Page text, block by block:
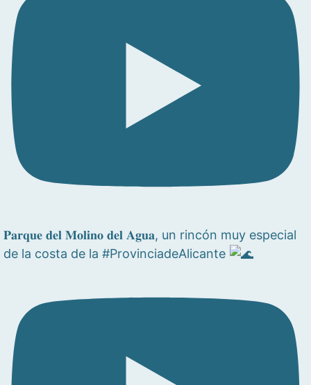
𝐏𝐚𝐫𝐪𝐮𝐞 𝐝𝐞𝐥 𝐌𝐨𝐥𝐢𝐧𝐨 𝐝𝐞𝐥 𝐀𝐠𝐮𝐚, un rincón muy especial
de la costa de la #ProvinciadeAlicante